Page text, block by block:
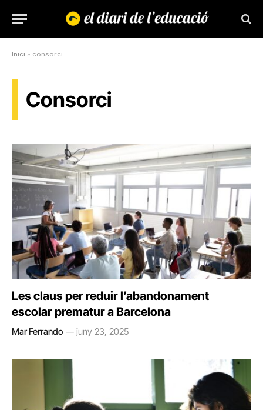
Inici » consorci
Consorci
Les claus per reduir l’abandonament
escolar prematur a Barcelona
Mar Ferrando juny 23, 2025